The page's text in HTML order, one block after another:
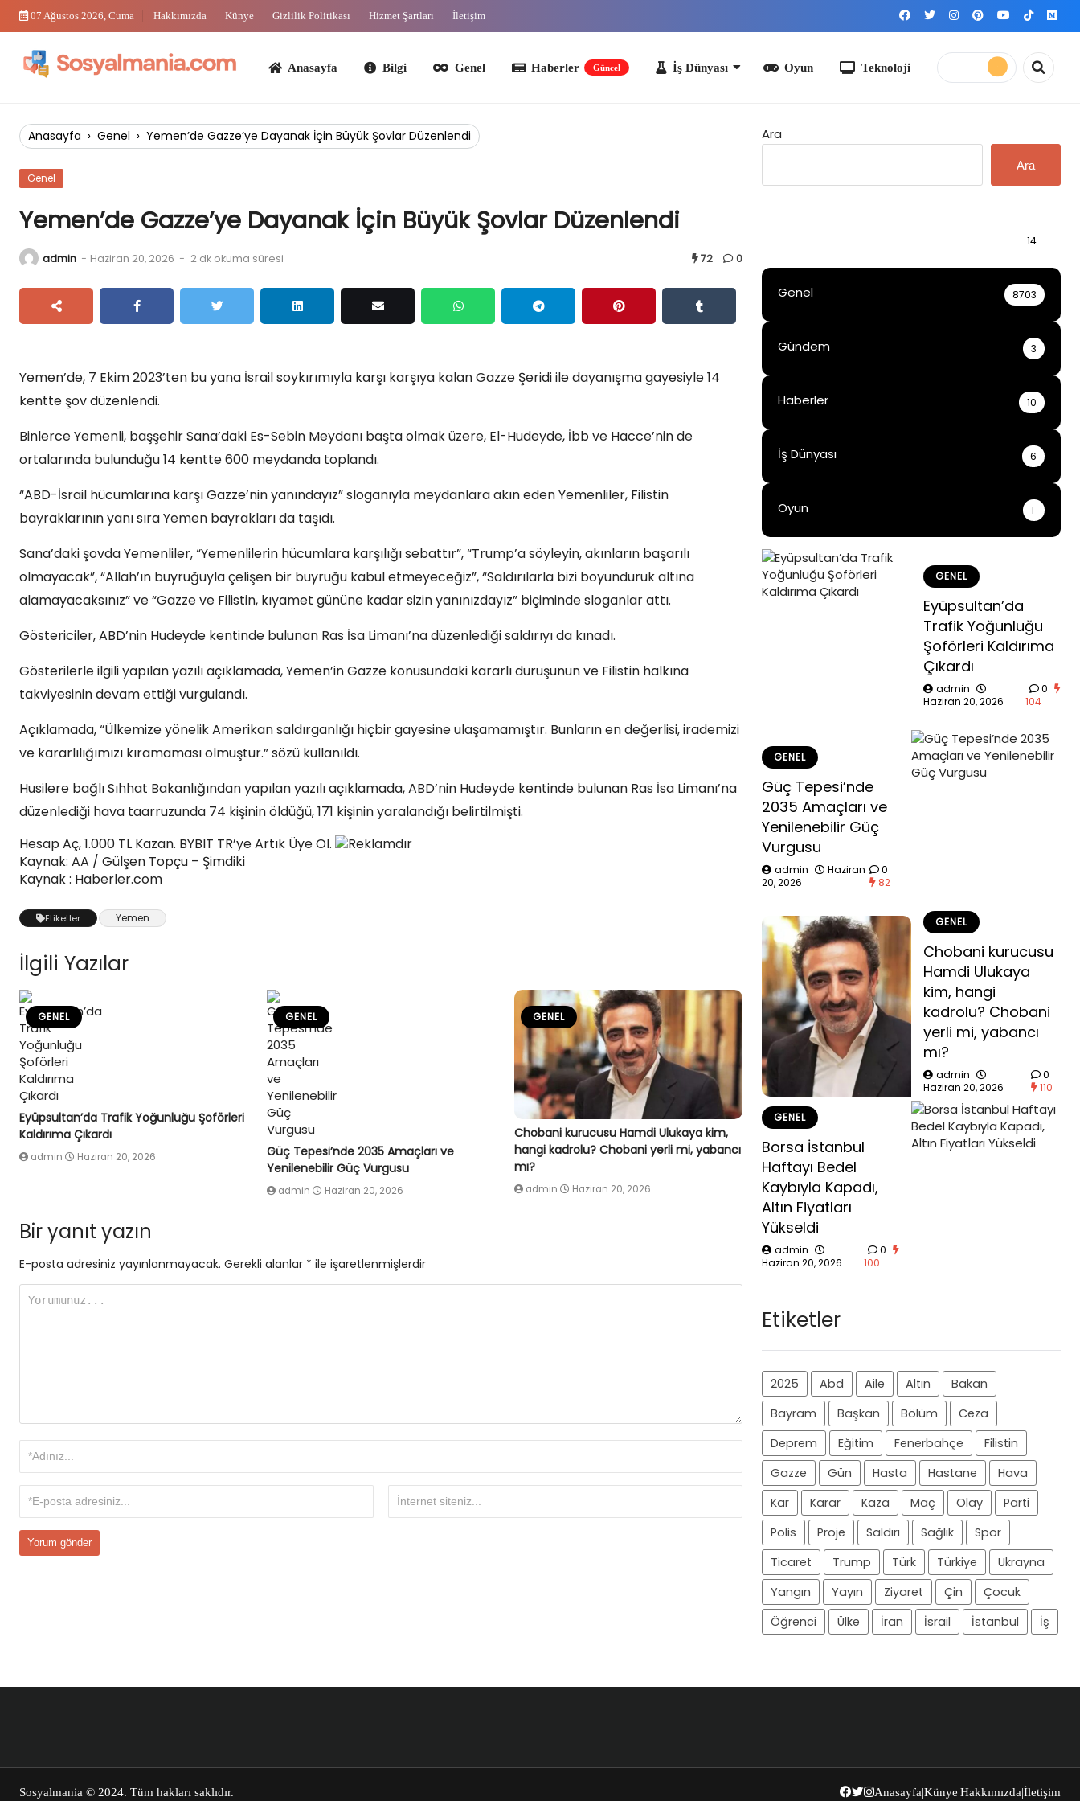
Skip
07 Ağustos 2026, Cuma Hakkımızda Künye Gizlilik Politikası Hizmet Şartları İletişim
Anasayfa Bilgi Genel Haberler İş Dünyası Teknoloji
Anasayfa › Genel › Yemen’de Gazze’ye Dayanak İçin Büyük Şovlar Düzenlendi
Genel
Yemen’de Gazze’ye Dayanak İçin Büyük Şovlar Düzenlendi
admin - Haziran 20, 2026 - 2 dk okuma süresi 72 0
Yemen’de, 7 Ekim 2023’ten bu yana İsrail soykırımıyla karşı karşıya kalan Gazze Şeridi ile dayanışma gayesiyle 14
kentte şov düzenlendi.
Binlerce Yemenli, başşehir Sana’daki Es-Sebin Meydanı başta olmak üzere, El-Hudeyde, İbb ve Hacce’nin de
ortalarında bulunduğu 14 kentte 600 meydanda toplandı.
“ABD-İsrail hücumlarına karşı Gazze’nin yanındayız” sloganıyla meydanlara akın eden Yemenliler, Filistin
bayraklarının yanı sıra Yemen bayrakları da taşıdı.
Sana’daki şovda Yemenliler, “Yemenlilerin hücumlara karşılığı sebattır”, “Trump’a söyleyin, akınların başarılı
olmayacak”, “Allah’ın buyruğuyla çelişen bir buyruğu kabul etmeyeceğiz”, “Saldırılarla bizi boyunduruk altına
alamayacaksınız” ve “Gazze ve Filistin, kıyamet gününe kadar sizin yanınızdayız” biçiminde sloganlar attı.
Göstericiler, ABD’nin Hudeyde kentinde bulunan Ras İsa Limanı’na düzenlediği saldırıyı da kınadı.
Gösterilerle ilgili yapılan yazılı açıklamada, Yemen’in Gazze konusundaki kararlı duruşunun ve Filistin halkına
takviyesinin devam ettiği vurgulandı.
Açıklamada, “Ülkemize yönelik Amerikan saldırganlığı hiçbir gayesine ulaşamamıştır. Bunların en değerlisi, irademizi
ve kararlılığımızı kıramaması olmuştur.” sözü kullanıldı.
Husilere bağlı Sıhhat Bakanlığından yapılan yazılı açıklamada, ABD’nin Hudeyde kentinde bulunan Ras İsa Limanı’na
düzenlediği hava taarruzunda 74 kişinin öldüğü, 171 kişinin yaralandığı belirtilmişti.
Hesap Aç, 1.000 TL Kazan. BYBIT TR’ye Artık Üye Ol.
Reklamdır
Kaynak: AA / Gülşen Topçu – Şimdiki
Kaynak : Haberler.com
Etiketler Yemen
İlgili Yazılar
GENEL
Eyüpsultan’da Trafik Yoğunluğu Şoförleri
Kaldırıma Çıkardı
admin Haziran 20, 2026
GENEL
Güç Tepesi’nde 2035 Amaçları ve
Yenilenebilir Güç Vurgusu
admin Haziran 20, 2026
GENEL
Chobani kurucusu Hamdi Ulukaya kim,
hangi kadrolu? Chobani yerli mi, yabancı
mı?
admin Haziran 20, 2026
Bir yanıt yazın
E-posta adresiniz yayınlanmayacak. Gerekli alanlar * ile işaretlenmişlerdir
Ara
Ara
14
Genel 8703
Gündem 3
Haberler 10
İş Dünyası 6
Oyun 1
GENEL
Eyüpsultan’da
Trafik Yoğunluğu
Şoförleri Kaldırıma
Çıkardı
admin
Haziran 20, 2026
0
104
GENEL
Güç Tepesi’nde
2035 Amaçları ve
Yenilenebilir Güç
Vurgusu
admin
Haziran
20, 2026
0
82
GENEL
Chobani kurucusu
Hamdi Ulukaya
kim, hangi
kadrolu? Chobani
yerli mi, yabancı
mı?
admin
Haziran 20, 2026
0
110
GENEL
Borsa İstanbul
Haftayı Bedel
Kaybıyla Kapadı,
Altın Fiyatları
Yükseldi
admin
Haziran 20, 2026
0
100
Etiketler
2025 Abd Aile Altın
Bakan
Bayram
Başkan Bölüm
Ceza
Deprem
Eğitim Fenerbahçe
Filistin
Gazze
Gün Hasta Hastane
Hava
Kar
Karar Kaza Maç Olay
Parti
Polis
Proje Saldırı Sağlık
Spor
Ticaret
Trump Türk Türkiye
Ukrayna
Yangın
Yayın Ziyaret Çin
Çocuk
Öğrenci
Ülke İran İsrail İstanbul İş
Sosyalmania © 2024. Tüm hakları saklıdır. Anasayfa|Künye|Hakkımızda|İletişim